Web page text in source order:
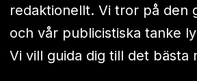
redaktionellt. Vi tror på den
och vår publicistiska tanke
Vi vill guida dig till det bästa